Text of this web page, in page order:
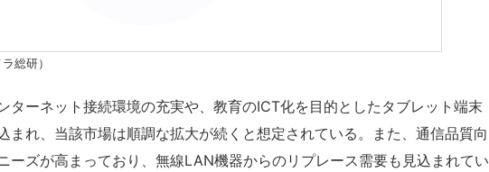
総研）
ターネット接続環境の充実や、教育のICT化を目的としたタブレット端末
まれ、当該市場は順調な拡大が続くと想定されている。また、通信品質向
ーズが高まっており、無線LAN機器からのリプレース需要も見込まれてい